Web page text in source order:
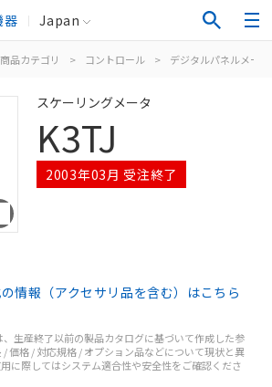
器 Japan
商品カテゴリ > コントロール > デジタルパネルメータ
スケーリングメータ
K3TJ
2003年03月 受注終了
情報（アクセサリ品を含む）はこちら
生産終了以前の製品カタログに基づいて作成した参
価格 / 対応規格 / オプション品などについて現状と異
に際してはシステム適合性や安全性をご確認くださ